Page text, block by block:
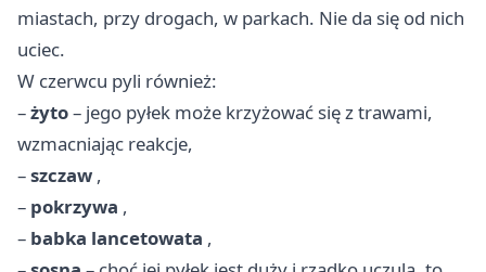
miastach, przy drogach, w parkach. Nie da się od nich
uciec.
W czerwcu pyli również:
–żyto– jego pyłek może krzyżować się z trawami,
wzmacniając reakcje,
–szczaw ,
– pokrzywa ,
– babka lancetowata ,